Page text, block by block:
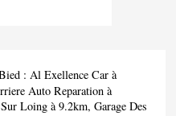
: Al Exellence Car à
Auto Reparation à
Loing à 9.2km, Garage Des